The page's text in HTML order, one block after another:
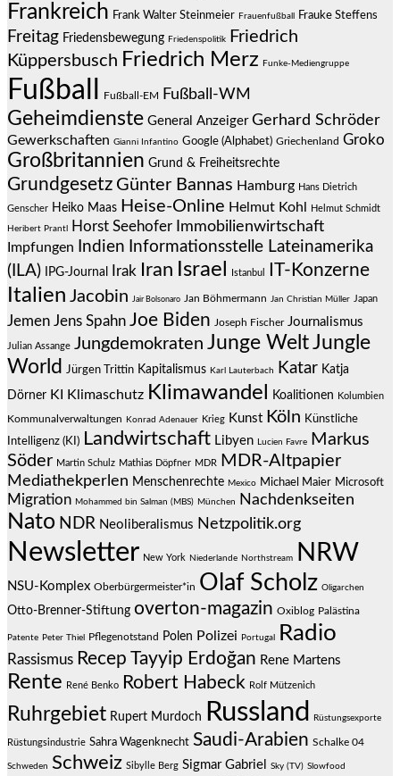
Frankreich Frank Walter Steinmeier Frauenfußball Frauke Steffens
Freitag Friedensbewegung Friedenspolitik
Friedrich
Küppersbusch Friedrich Merz Funke-Mediengruppe
Fußball Fußball-EM Fußball-WM
Geheimdienste General Anzeiger Gerhard Schröder
Gewerkschaften Gianni Infantino Google (Alphabet) Griechenland Groko
Großbritannien Grund & Freiheitsrechte
Grundgesetz Günter Bannas Hamburg Hans Dietrich
Genscher Heiko Maas Heise-Online Helmut Kohl Helmut Schmidt
Heribert Prantl Horst Seehofer Immobilienwirtschaft
Impfungen Indien Informationsstelle Lateinamerika
(ILA)
IPG-Journal Irak Iran Israel Istanbul IT-Konzerne
Italien Jacobin Jair Bolsonaro Jan Böhmermann Jan Christian Müller Japan
Jemen Jens Spahn Joe Biden Joseph Fischer Journalismus
Julian Assange Jungdemokraten Junge WeltJungle
World Jürgen Trittin Kapitalismus Karl Lauterbach Katar Katja
Dörner KI Klimaschutz Klimawandel Koalitionen Kolumbien
Kommunalverwaltungen Konrad Adenauer Krieg Kunst Köln Künstliche
Intelligenz (KI) Landwirtschaft Libyen Lucien Favre
Markus
Söder Martin Schulz Mathias Döpfner MDR MDR-Altpapier
Mediathekperlen Menschenrechte Mexico Michael Maier Microsoft
Migration Mohammed bin Salman (MBS) München Nachdenkseiten
Nato NDR Neoliberalismus Netzpolitik.org
Newsletter New York Niederlande Northstream NRW
NSU-Komplex Oberbürgermeister*in Olaf Scholz Oligarchen
Otto-Brenner-Stiftung overton-magazin Oxiblog Palästina
Patente Peter Thiel Pflegenotstand Polen Polizei Portugal Radio
Rassismus Recep Tayyip Erdoğan Rene Martens
Rente René Benko Robert Habeck Rolf Mützenich
Ruhrgebiet Rupert Murdoch Russland Rüstungsexporte
Rüstungsindustrie Sahra Wagenknecht Saudi-Arabien Schalke 04
Schweden Schweiz Sibylle Berg Sigmar Gabriel Sky (TV) Slowfood